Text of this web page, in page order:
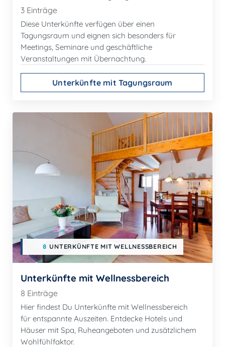
3 Einträge
Diese Unterkünfte verfügen über einen
Tagungsraum und eignen sich besonders für
Meetings, Seminare und geschäftliche
Veranstaltungen mit Übernachtung.
Unterkünfte mit Tagungsraum
8 UNTERKÜNFTE MIT WELLNESSBEREICH
Unterkünfte mit Wellnessbereich
8 Einträge
Hier findest Du Unterkünfte mit Wellnessbereich
für entspannte Auszeiten. Entdecke Hotels und
Häuser mit Spa, Ruheangeboten und zusätzlichem
Wohlfühlfaktor.